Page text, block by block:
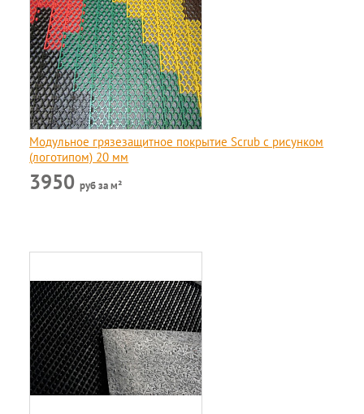
Модульное грязезащитное покрытие Scrub c рисунком
(логотипом) 20 мм
3950руб за м²